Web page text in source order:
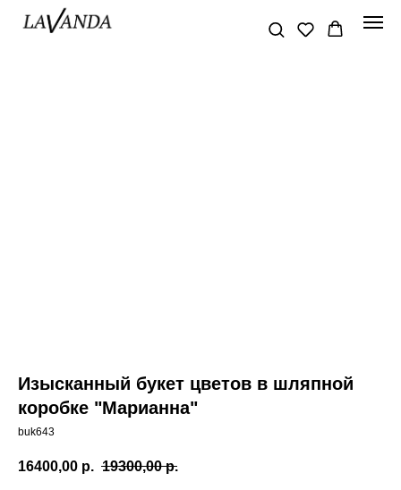
Изысканный букет цветов в шляпной
коробке "Марианна"
buk643
16400,00 р. 19300,00 р.